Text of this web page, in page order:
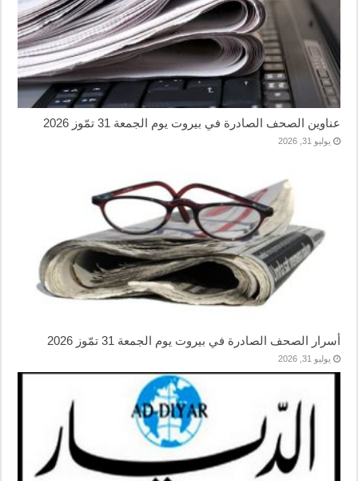
عناوين الصحف الصادرة في بيروت يوم الجمعة 31 تمّوز 2026
يوليو 31, 2026
أسرار الصحف الصادرة في بيروت يوم الجمعة 31 تمّوز 2026
يوليو 31, 2026